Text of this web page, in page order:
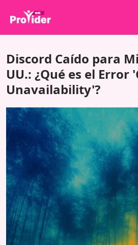
Sobre nosotros
Iniciar sesión
Registrarse
Servicios
API
Términos
Blog
Discord Caído para
UU.: ¿Qué es el Error
Unavailability'?